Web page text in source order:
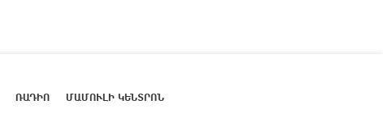
ՌԱԴԻՈ ՄԱՄՈՒԼԻ ԿԵՆՏՐՈՆ